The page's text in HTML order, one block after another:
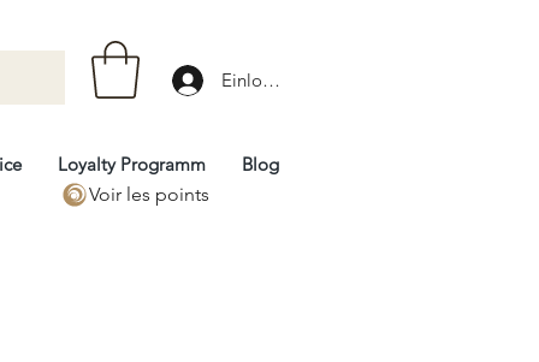
Einloggen
Loyalty Programm
Blog
Voir les points